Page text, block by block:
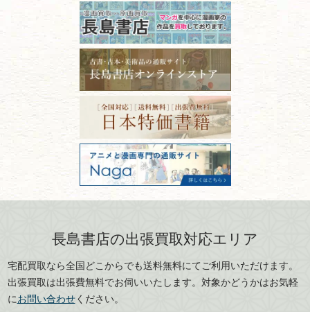
書道
拓本・法帖・碑帖
篆刻・印譜
書道具
美術書・アート本・
デザイン本
カメラ・撮影術
版画・リトグラフ・
刀剣・鎧・甲冑
武道書・武術書
近代文学・
因！適切な管理で長持ちさせ
るコツ
古本は汚れていると買取でき
ない？適切な保管方法とクリ
ーニング！
ISBNコードとは？書籍の識別
番号の意味と役割を解説
価値ある古書を売るポイント
と注意点
長野県
愛知県
石川県
福井県
福島県
富山県
青森県
岩手県
宮城県
秋田県
山形県
岐阜県
三重県
滋賀県
京都府
大阪府
兵庫県
奈良県
島根県
岡山県
徳島県
香川県
愛媛県
古本買取専門店 長島書店
〒101-0051
東京都千代田区神田神保町2-5-1
フリーダイヤル：0120-414-548
電話：03-3512-8115
FAX：03-3512-8116
古物商許可：東京都公安委員会 第
301028901712号
古物商名称：有限会社長島書店
長島書店の出張買取対応エリア
宅配買取なら全国どこからでも送料無料にてご利用いただけます。
出張買取は出張費無料でお伺いいたします。対象かどうかはお気軽
にお問い合わせください。